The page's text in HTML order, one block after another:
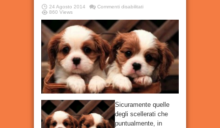
24 Agosto 2014 Commenti disabilitatisu
a
Castiglion
Fiorentino:
l’ASL
mette
in
guardia
860 Views
Sicuramente quelle
degli scellerati che
puntualmente, in